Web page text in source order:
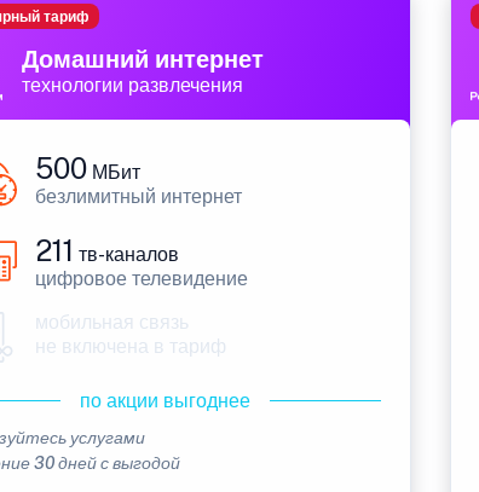
Домашний интернет
технологии развлечения
тариф
500 МБит
безлимитный интернет
211 тв-каналов
цифровое телевидение
мобильная связь
не включена в тариф
по акции выгоднее
услугами
30 дней с выгодой